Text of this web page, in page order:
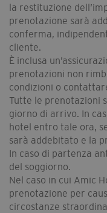
la restituzione
prenotazione sarà
conferma,
cliente.
È inclusa
prenotazioni non
condizioni o
Tutte le prenotazioni
giorno di arrivo. In
hotel entro tale ora,
sarà addebitato e la
In caso di partenza
del soggiorno.
Nel caso in cui Amic
prenotazione per
circostanze